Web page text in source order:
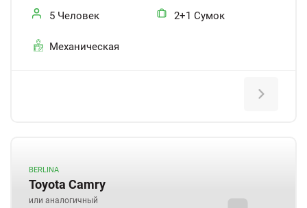
5 Человек 2+1 Сумок
Механическая
BERLINA
Toyota Camry
или аналогичный